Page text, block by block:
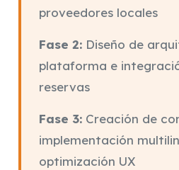
proveedores locales
Fase 2:Diseño de
plataforma e
reservas
Fase 3:Creación de
implementación
optimización UX